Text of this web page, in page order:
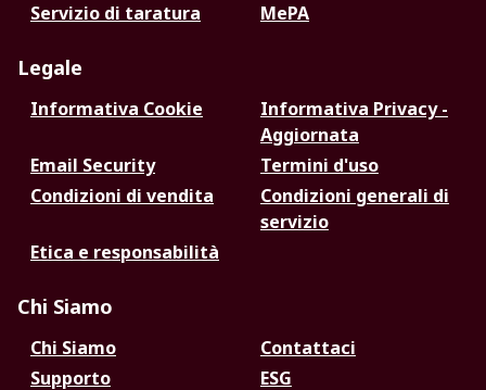
Servizio di taratura
MePA
Legale
Informativa Cookie
Informativa Privacy -
Aggiornata
Email Security
Termini d'uso
Condizioni di vendita
Condizioni generali di
servizio
Etica e responsabilità
Chi Siamo
Chi Siamo
Contattaci
Supporto
ESG